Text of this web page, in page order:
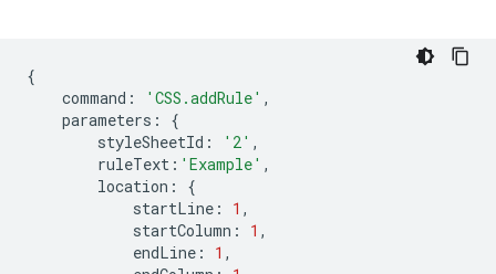
{
command : 'CSS.addRule' ,
parameters :
{
styleSheetId : '2' ,
ruleText : 'Example' ,
location :
{
startLine : 1 ,
startColumn : 1 ,
endLine : 1 ,